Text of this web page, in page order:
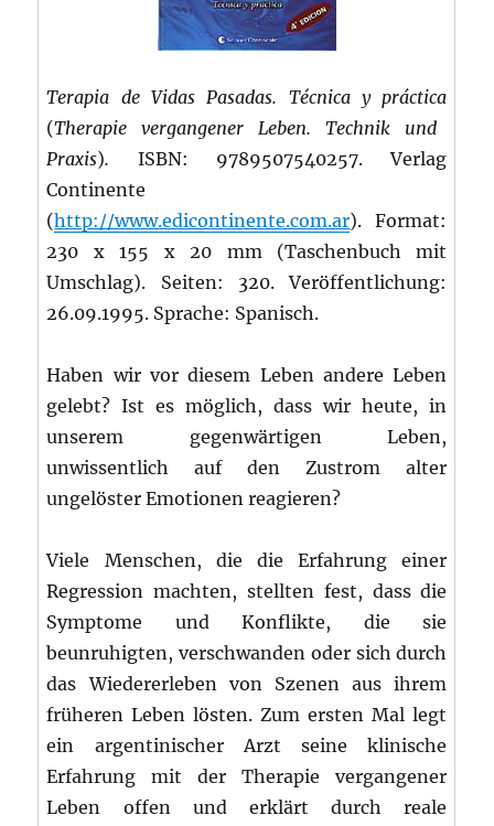
Terapia de Vidas Pasadas. Técnica y práctica
(Therapie vergangener Leben. Technik und
Praxis). ISBN: 9789507540257. Verlag
Continente
(http://www.edicontinente.com.ar). Format:
230 x 155 x 20 mm (Taschenbuch mit
Umschlag). Seiten: 320. Veröffentlichung:
26.09.1995. Sprache: Spanisch.
Haben wir vor diesem Leben andere Leben
gelebt? Ist es möglich, dass wir heute, in
unserem gegenwärtigen Leben,
unwissentlich auf den Zustrom alter
ungelöster Emotionen reagieren?
Viele Menschen, die die Erfahrung einer
Regression machten, stellten fest, dass die
Symptome und Konflikte, die sie
beunruhigten, verschwanden oder sich durch
das Wiedererleben von Szenen aus ihrem
früheren Leben lösten. Zum ersten Mal legt
ein argentinischer Arzt seine klinische
Erfahrung mit der Therapie vergangener
Leben offen und erklärt durch reale